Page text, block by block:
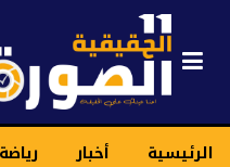
الرئيسية أخبار رياضة